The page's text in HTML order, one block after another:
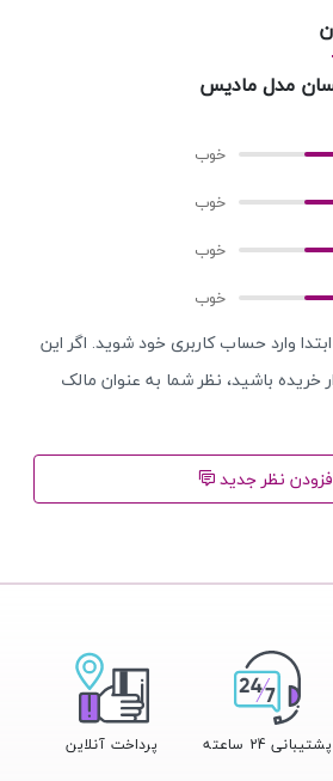
مدل مادیس
وارد حساب کاربری خود شوید. اگر این
خریده باشید، نظر شما به عنوان مالک
نظر جدید
پشتیبانی 24 ساعته پرداخت آنلاین